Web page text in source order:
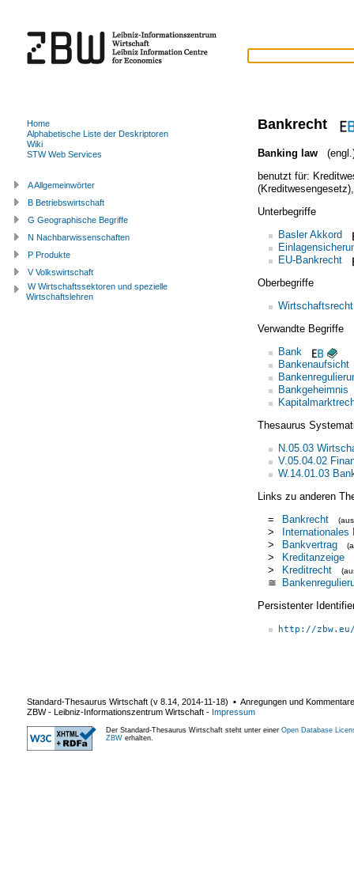
Bankrecht
Banking law
benutzt für:
(Kreditwesengesetz)
Unterbegriffe
Basler Akkord
EU-Bankrecht
Oberbegriffe
Wirtschaftsrecht
Verwandte Begriffe
Bank
Bankenaufsicht
Bankgeheimnis
Thesaurus
N.05.03
V.05.04.02
W.14.01.03
Links zu anderen
=
Bankrecht
>
Internationales
>
Bankvertrag
> Kreditanzeige
> Kreditrecht
≅
Persistenter
http://
Home
Alphabetische Liste der Deskriptoren
Wiki
STW Web Services
A Allgemeinwörter
B Betriebswirtschaft
G Geographische Begriffe
N Nachbarwissenschaften
P Produkte
V Volkswirtschaft
W Wirtschaftssektoren und spezielle
Wirtschaftslehren
Standard-Thesaurus Wirtschaft (v 8.14 2014-11-18) ▪ Anregungen und
ZBW - Leibniz-Informationszentrum Wirtschaft - Impressum
Der Standard-Thesaurus Wirtschaft steht unter einer Open Database
ZBW erhalten.